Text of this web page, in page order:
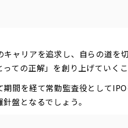
キャリアを追求し、自らの道を
ての正解」を創り上げていく
間を経て常勤監査役として
盤となるでしょう。